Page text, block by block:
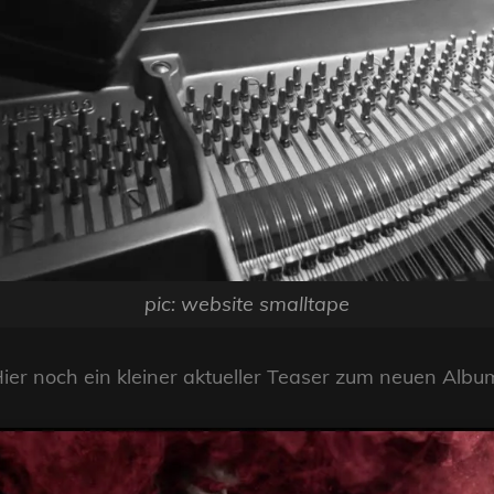
pic: website smalltape
noch ein kleiner aktueller Teaser zum neuen